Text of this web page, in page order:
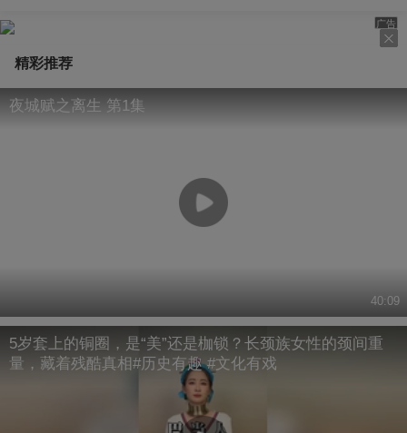
广告
精彩推荐
夜城赋之离生 第1集
40:09
5岁套上的铜圈，是“美”还是枷锁？长颈族女性的颈间重
量，藏着残酷真相#历史有趣 #文化有戏